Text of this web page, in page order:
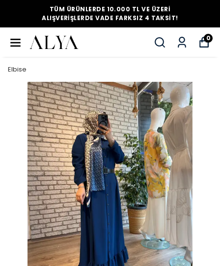
TÜM ÜRÜNLERDE 10.000 TL VE ÜZERI
ALIŞVERIŞLERDE VADE FARKSIZ 4 TAKSIT!
0
Elbise